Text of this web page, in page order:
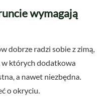
wymagają
dobrze radzi sobie z zimą,
których dodatkowa
a nawet niezbędna.
o okryciu.